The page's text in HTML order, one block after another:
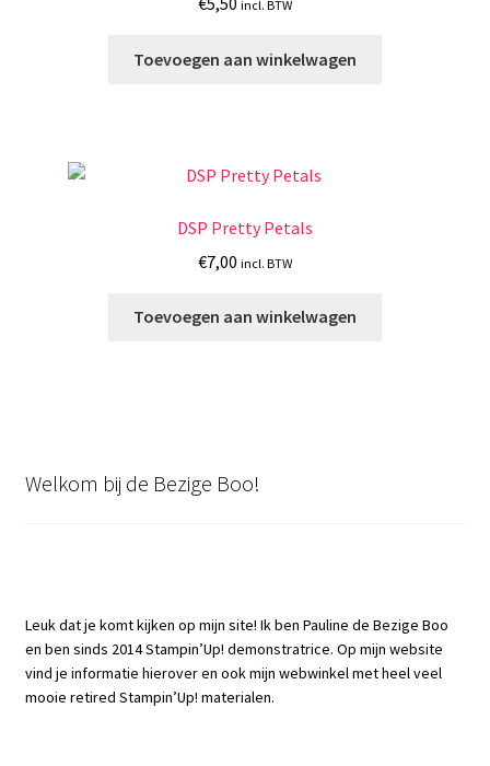
incl. BTW
Toevoegen aan winkelwagen
DSP Pretty Petals
€7,00 incl. BTW
Toevoegen aan winkelwagen
Welkom bij de Bezige Boo!
Leuk dat je komt kijken op mijn site! Ik ben Pauline de Bezige Boo
en ben sinds 2014 Stampin’Up! demonstratrice. Op mijn website
vind je informatie hierover en ook mijn webwinkel met heel veel
mooie retired Stampin’Up! materialen.